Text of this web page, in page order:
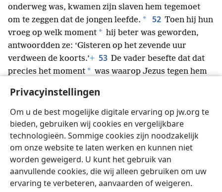
Privacyinstellingen
Om u de best mogelijke digitale ervaring op jw.org te
bieden, gebruiken wij cookies en vergelijkbare
technologieën. Sommige cookies zijn noodzakelijk
om onze website te laten werken en kunnen niet
worden geweigerd. U kunt het gebruik van
aanvullende cookies, die wij alleen gebruiken om uw
ervaring te verbeteren, aanvaarden of weigeren.
onderweg was, kwamen zijn slaven hem tegemoet
om te zeggen dat de jongen leefde. * 52 Toen hij hun
vroeg op welk moment * hij beter was geworden,
antwoordden ze: ‘Gisteren op het zevende uur
verdween de koorts.’+ 53 De vader besefte dat dat
precies het moment * was waarop Jezus tegen hem
huisgenoten werden gelovigen.
tweede keer dat Jezus een wonder+deed na vanuit
Judea naar Galilea gekomen te zijn.
Nederlands Delen Instellingen
Copyright © 2026 Watch Tower Bible and Tract Society of Pennsylvania